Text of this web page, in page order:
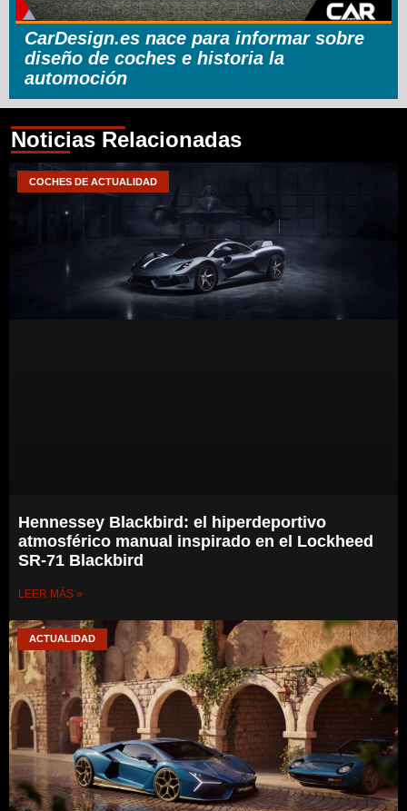
CarDesign.es nace para informar sobre
diseño de coches e historia la
automoción
Noticias Relacionadas
COCHES DE ACTUALIDAD
Hennessey Blackbird: el hiperdeportivo
atmosférico manual inspirado en el Lockheed
SR-71 Blackbird
LEER MÁS »
ACTUALIDAD